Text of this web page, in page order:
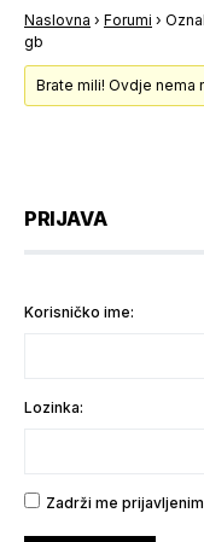
Naslovna › Forumi ›
gb
Brate mili! Ovdje nema
PRIJAVA
Korisničko ime:
Lozinka:
Zadrži me prijavljenim